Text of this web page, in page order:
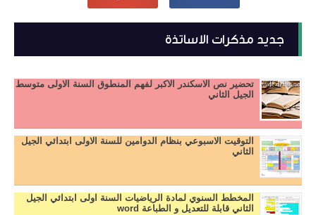
جديد مذكرات الاساتذة
تحضير نص الاسكندر الاكبر لفهم المنطوق السنة الاولى متوسط
الجيل الثاني
التوقيت الاسبوعي بنظام الدوامين للسنة الاولى ابتدائي الجيل
الثاني
المخطط السنوي لمادة الرياضيات السنة اولى ابتدائي الجيل
الثاني قابلة للتعديل و الطباعة word